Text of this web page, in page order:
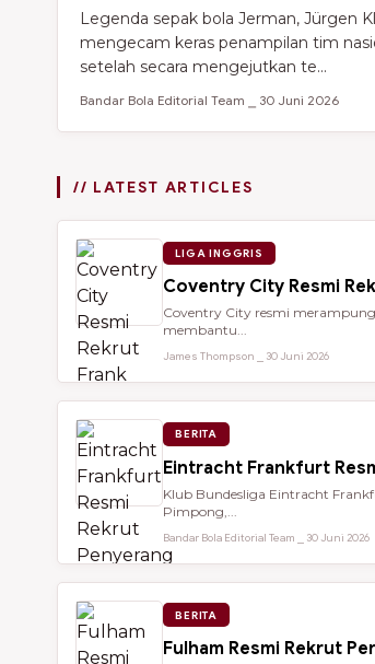
Legenda sepak bola Jerman, Jürgen
mengecam keras penampilan tim
setelah secara mengejutkan te...
Bandar Bola Editorial Team ⎯ 30 Juni 2026
// LATEST ARTICLES
LIGA INGGRIS
Coventry City Resmi
Coventry City resmi
membantu...
James Thompson ⎯ 30 Juni 2026
BERITA
Eintracht Frankfurt
Klub Bundesliga Eintracht
Pimpong,...
Bandar Bola Editorial Team ⎯ 30 Juni 2026
BERITA
Fulham Resmi Rekrut